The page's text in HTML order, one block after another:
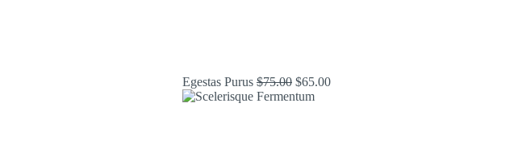
Egestas Purus$75.00 Original
price
$65.00Current